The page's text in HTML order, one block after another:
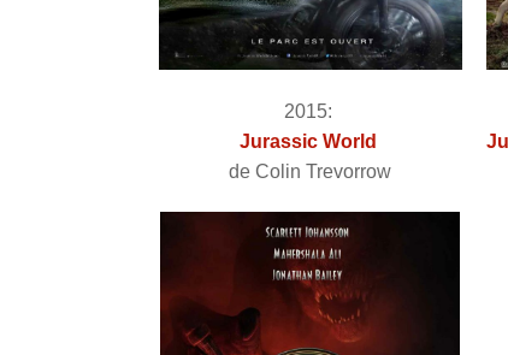
2015:
Jurassic World
de Colin Trevorrow